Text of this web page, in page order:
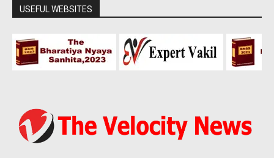
USEFUL WEBSITES